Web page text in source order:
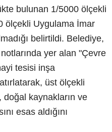
bulunan 1/5000 ölçekli
ölçekli Uygulama İmar
belirtildi. Belediye,
yer alan "Çevre
tesisi inşa
üst ölçekli
doğal kaynakların ve
esas aldığını